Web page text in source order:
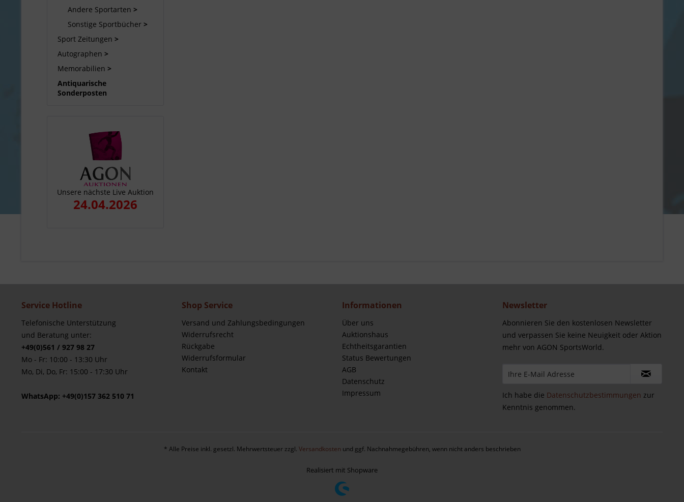
Andere Sportarten
Sonstige Sportbücher
Sport Zeitungen
Autographen
Memorabilien
Antiquarische
Sonderposten
Unsere nächste Live Auktion
24.04.2026
Service Hotline
Telefonische Unterstützung
und Beratung unter:
+49(0)561 / 927 98 27
Mo - Fr: 10:00 - 13:30 Uhr
Mo, Di, Do, Fr: 15:00 - 17:30 Uhr
WhatsApp: +49(0)157 362 510 71
Shop Service
Versand und Zahlungsbedingungen
Widerrufsrecht
Rückgabe
Widerrufsformular
Kontakt
Informationen
Über uns
Auktionshaus
Echtheitsgarantien
Status Bewertungen
AGB
Datenschutz
Impressum
Newsletter
Abonnieren Sie den kostenlosen Newsletter
und verpassen Sie keine Neuigkeit oder Aktion
mehr von AGON SportsWorld.
Ich habe die Datenschutzbestimmungen zur
Kenntnis genommen.
* Alle Preise inkl. gesetzl. Mehrwertsteuer zzgl. Versandkosten und ggf. Nachnahmegebühren, wenn nicht anders beschrieben
Realisiert mit Shopware